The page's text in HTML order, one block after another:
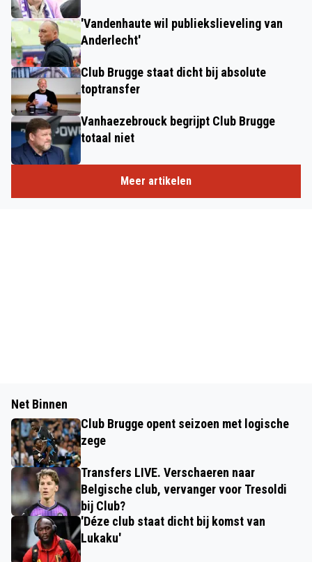
'Vandenhaute wil publiekslieveling van
Anderlecht'
Club Brugge staat dicht bij absolute
toptransfer
Vanhaezebrouck begrijpt Club Brugge
totaal niet
Meer artikelen
Net Binnen
Club Brugge opent seizoen met logische
zege
Transfers LIVE. Verschaeren naar
Belgische club, vervanger voor Tresoldi
bij Club?
'Déze club staat dicht bij komst van
Lukaku'